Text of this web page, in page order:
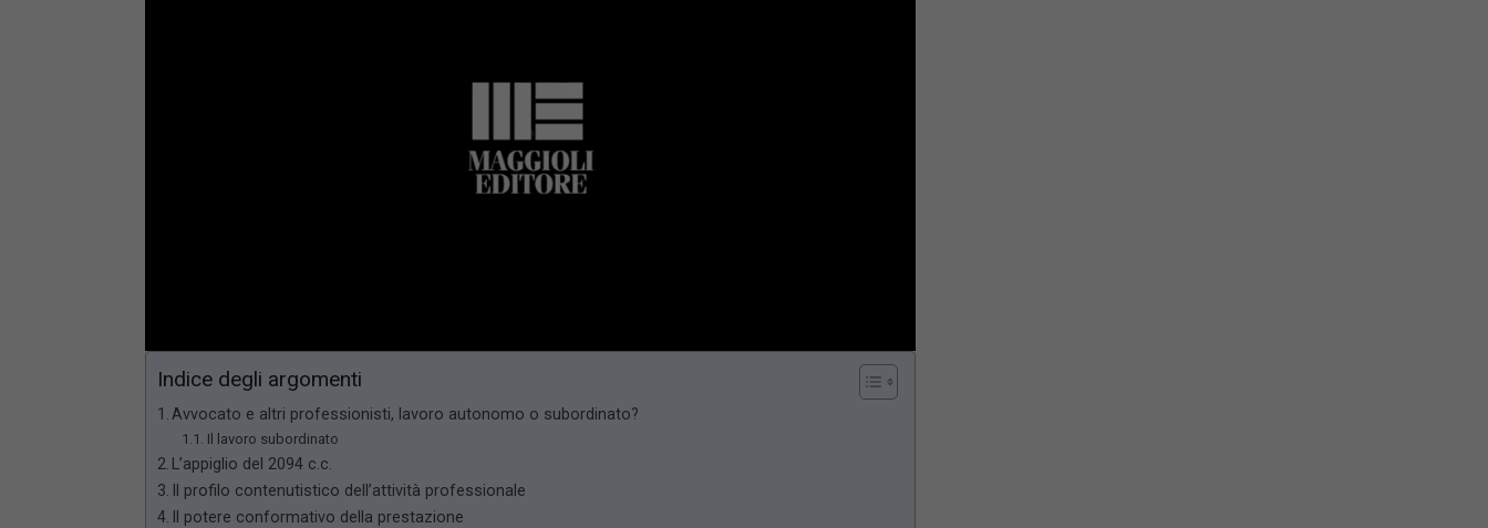
Indice degli argomenti
Avvocato e altri professionisti, lavoro autonomo o subordinato?
Il lavoro subordinato
L’appiglio del 2094 c.c.
Il profilo contenutistico dell’attività professionale
Il potere conformativo della prestazione